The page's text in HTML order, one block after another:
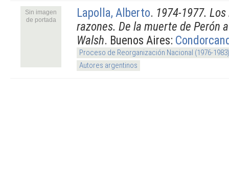
Sin imagen
de portada
Lapolla, Alberto. 1974-1977.
razones. De la muerte de Perón
Walsh. Buenos Aires:
Proceso de Reorganización Nacional (1976-1983)
Autores argentinos